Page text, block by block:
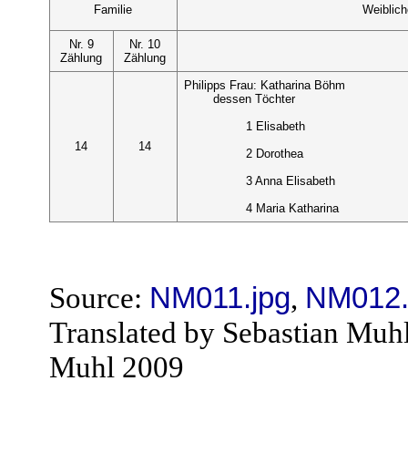
Familie
Nr. 9
Zählung
Nr. 10
Zählung
14 14
Philipps Frau: Katharina Böhm
dessen Töchter
1 Elisabeth
2 Dorothea
3 Anna Elisabeth
4 Maria Katharina
Source: NM011.jpg,
Translated by Sebastian
Muhl 2009